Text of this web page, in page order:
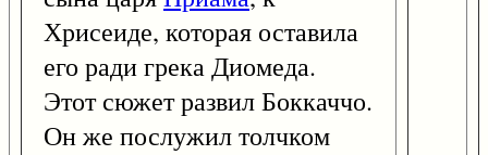
Хрисеиде, которая оставила
его ради грека Диомеда.
Этот сюжет развил Боккаччо.
Он же послужил толчком